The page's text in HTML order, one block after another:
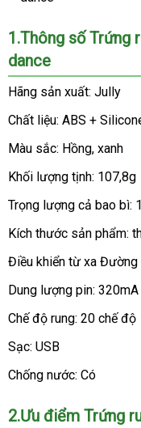
1.Thông số Trứng
dance
Hãng sản xuất: Jully
Chất liệu: ABS +
Màu sắc: Hồngđịa
chỉ
, xanh
Khối lượng tịnh: 107,8g
Trọng lượng cả bao bì:
Kích thước sản phẩm:
Điều khiển từ xa Đường
Dung lượng pin: 320mA
Chế độ rung: 20 chế độ
Sạc: USB
Chống nước: Có
2.Ưu điểm Trứng